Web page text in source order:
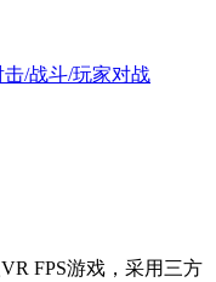
击/战斗/玩家对战
FPS游戏，采用三方